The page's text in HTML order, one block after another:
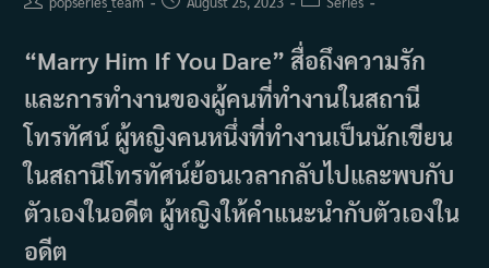
“Marry Him If You Dare” สื่อถึงความรัก
และการทำงานของผู้คนที่ทำงานในสถานี
โทรทัศน์ ผู้หญิงคนหนึ่งที่ทำงานเป็นนักเขียน
ในสถานีโทรทัศน์ย้อนเวลากลับไปและพบกับ
ตัวเองในอดีต ผู้หญิงให้คำแนะนำกับตัวเองใน
อดีต